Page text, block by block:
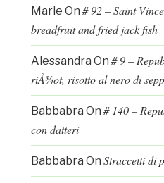
Marie On # 92 – Saint
breadfruit and fried jack fish
Alessandra On # 9 –
riÅ¾ot, risotto al nero di
Babbabra On # 140 –
con datteri
Babbabra On Straccetti di